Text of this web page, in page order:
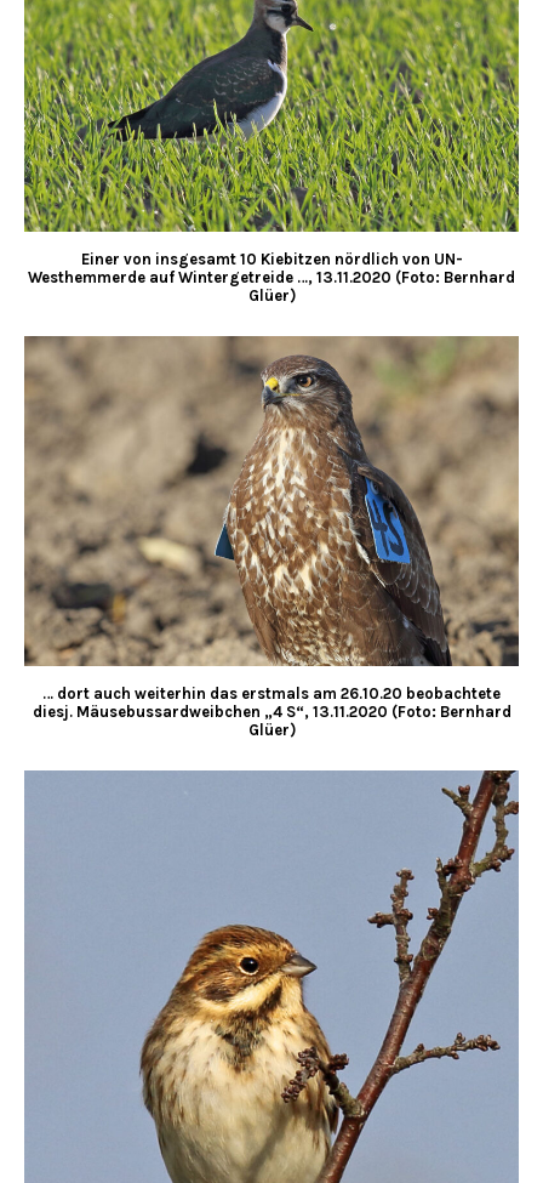
Einer von insgesamt 10 Kiebitzen nördlich von UN-
Westhemmerde auf Wintergetreide …, 13.11.2020 (Foto: Bernhard
Glüer)
… dort auch weiterhin das erstmals am 26.10.20 beobachtete
diesj. Mäusebussardweibchen „4 S“, 13.11.2020 (Foto: Bernhard
Glüer)